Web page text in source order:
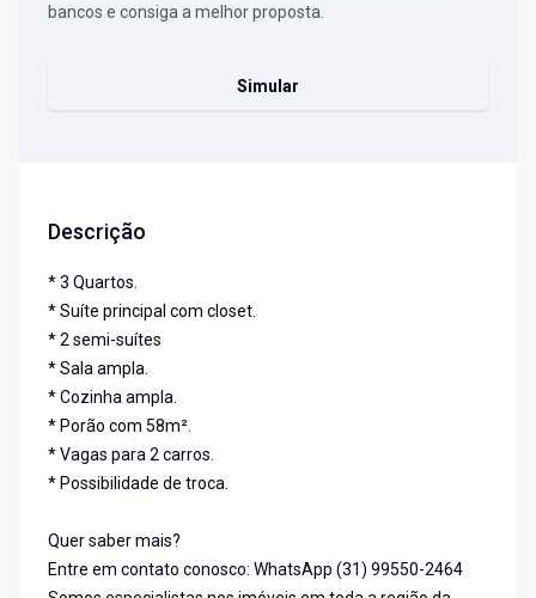
bancos e consiga a melhor proposta.
Simular
Descrição
* 3 Quartos.
* Suíte principal com closet.
* 2 semi-suítes
* Sala ampla.
* Cozinha ampla.
* Porão com 58m².
* Vagas para 2 carros.
* Possibilidade de troca.
Quer saber mais?
Entre em contato conosco: WhatsApp (31) 99550-2464